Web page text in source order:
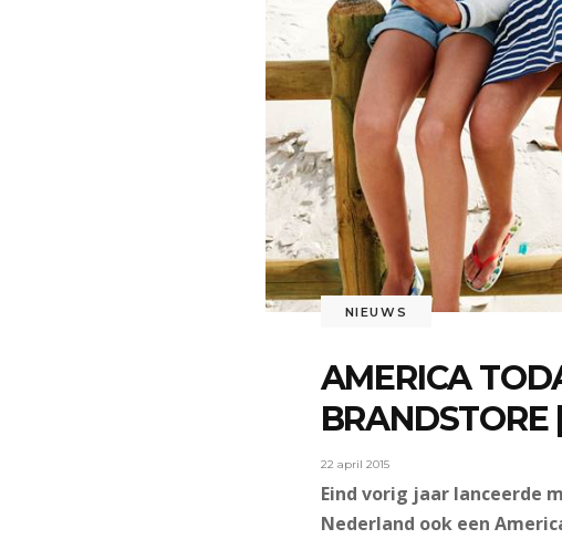
NIEUWS
AMERICA
22 april 2015
Eind vorig jaar lanceerde
Nederland ook een